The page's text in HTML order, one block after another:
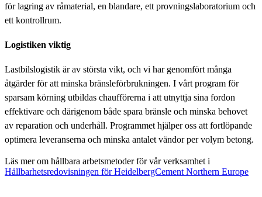
för lagring av råmaterial, en blandare, ett provningslaboratorium och
ett kontrollrum.
Logistiken viktig
Lastbilslogistik är av största vikt, och vi har genomfört många
åtgärder för att minska bränsleförbrukningen. I vårt program för
sparsam körning utbildas chaufförerna i att utnyttja sina fordon
effektivare och därigenom både spara bränsle och minska behovet
av reparation och underhåll. Programmet hjälper oss att fortlöpande
optimera leveranserna och minska antalet vändor per volym betong.
Läs mer om hållbara arbetsmetoder för vår verksamhet i
Hållbarhetsredovisningen för HeidelbergCement Northern Europe